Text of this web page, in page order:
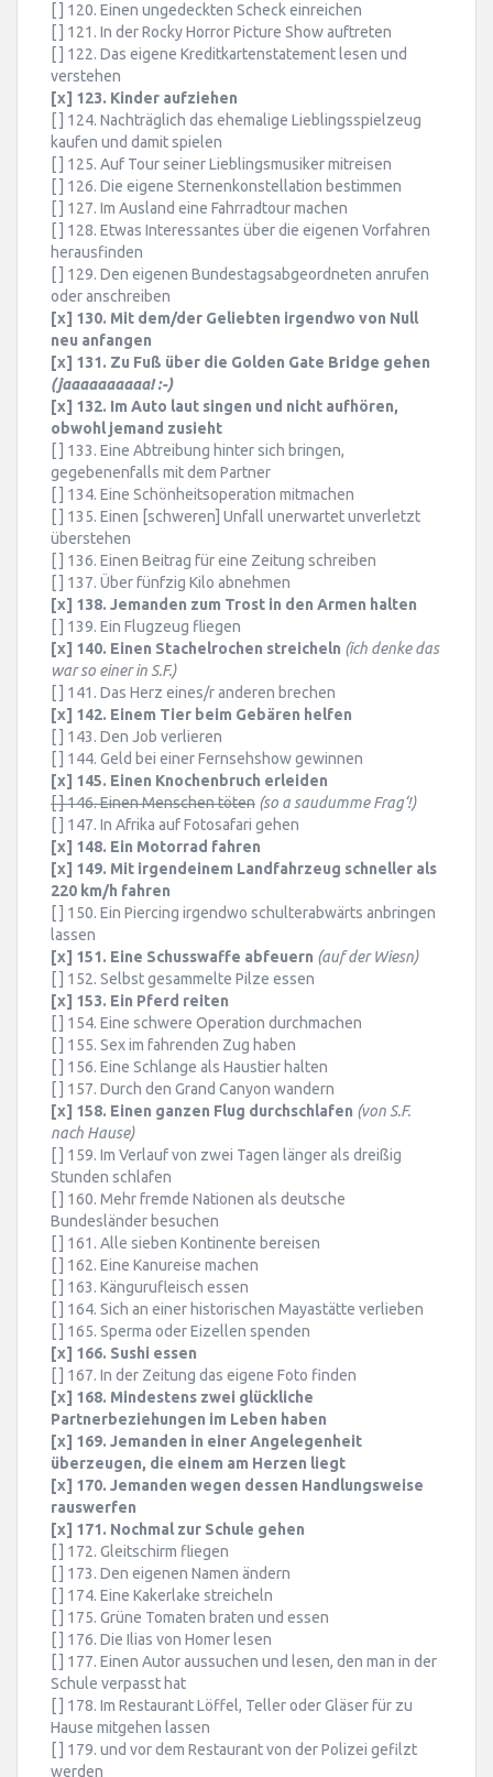
[ ] 120. Einen ungedeckten Scheck einreichen
[ ] 121. In der Rocky Horror Picture Show auftreten
[ ] 122. Das eigene Kreditkartenstatement lesen und
verstehen
[x] 123. Kinder aufziehen
[ ] 124. Nachträglich das ehemalige Lieblingsspielzeug
kaufen und damit spielen
[ ] 125. Auf Tour seiner Lieblingsmusiker mitreisen
[ ] 126. Die eigene Sternenkonstellation bestimmen
[ ] 127. Im Ausland eine Fahrradtour machen
[ ] 128. Etwas Interessantes über die eigenen Vorfahren
herausfinden
[ ] 129. Den eigenen Bundestagsabgeordneten anrufen
oder anschreiben
[x] 130. Mit dem/der Geliebten irgendwo von Null
neu anfangen
[x] 131. Zu Fuß über die Golden Gate Bridge gehen
(jaaaaaaaaaa! :-)
[x] 132. Im Auto laut singen und nicht aufhören,
obwohl jemand zusieht
[ ] 133. Eine Abtreibung hinter sich bringen,
gegebenenfalls mit dem Partner
[ ] 134. Eine Schönheitsoperation mitmachen
[ ] 135. Einen [schweren] Unfall unerwartet unverletzt
überstehen
[ ] 136. Einen Beitrag für eine Zeitung schreiben
[ ] 137. Über fünfzig Kilo abnehmen
[x] 138. Jemanden zum Trost in den Armen halten
[ ] 139. Ein Flugzeug fliegen
[x] 140. Einen Stachelrochen streicheln (ich denke das
war so einer in S.F.)
[ ] 141. Das Herz eines/r anderen brechen
[x] 142. Einem Tier beim Gebären helfen
[ ] 143. Den Job verlieren
[ ] 144. Geld bei einer Fernsehshow gewinnen
[x] 145. Einen Knochenbruch erleiden
[ ] 146. Einen Menschen töten (so a saudumme Frag‘!)
[ ] 147. In Afrika auf Fotosafari gehen
[x] 148. Ein Motorrad fahren
[x] 149. Mit irgendeinem Landfahrzeug schneller als
220 km/h fahren
[ ] 150. Ein Piercing irgendwo schulterabwärts anbringen
lassen
[x] 151. Eine Schusswaffe abfeuern (auf der Wiesn)
[ ] 152. Selbst gesammelte Pilze essen
[x] 153. Ein Pferd reiten
[ ] 154. Eine schwere Operation durchmachen
[ ] 155. Sex im fahrenden Zug haben
[ ] 156. Eine Schlange als Haustier halten
[ ] 157. Durch den Grand Canyon wandern
[x] 158. Einen ganzen Flug durchschlafen (von S.F.
nach Hause)
[ ] 159. Im Verlauf von zwei Tagen länger als dreißig
Stunden schlafen
[ ] 160. Mehr fremde Nationen als deutsche
Bundesländer besuchen
[ ] 161. Alle sieben Kontinente bereisen
[ ] 162. Eine Kanureise machen
[ ] 163. Kängurufleisch essen
[ ] 164. Sich an einer historischen Mayastätte verlieben
[ ] 165. Sperma oder Eizellen spenden
[x] 166. Sushi essen
[ ] 167. In der Zeitung das eigene Foto finden
[x] 168. Mindestens zwei glückliche
Partnerbeziehungen im Leben haben
[x] 169. Jemanden in einer Angelegenheit
überzeugen, die einem am Herzen liegt
[x] 170. Jemanden wegen dessen Handlungsweise
rauswerfen
[x] 171. Nochmal zur Schule gehen
[ ] 172. Gleitschirm fliegen
[ ] 173. Den eigenen Namen ändern
[ ] 174. Eine Kakerlake streicheln
[ ] 175. Grüne Tomaten braten und essen
[ ] 176. Die Ilias von Homer lesen
[ ] 177. Einen Autor aussuchen und lesen, den man in der
Schule verpasst hat
[ ] 178. Im Restaurant Löffel, Teller oder Gläser für zu
Hause mitgehen lassen
[ ] 179. und vor dem Restaurant von der Polizei gefilzt
werden